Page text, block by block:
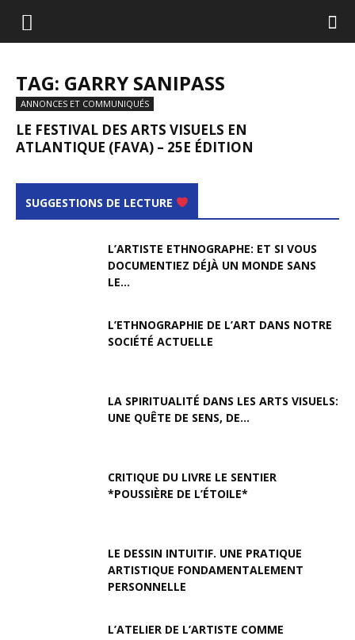
TAG: GARRY SANIPASS
ANNONCES ET COMMUNIQUÉS
LE FESTIVAL DES ARTS VISUELS EN
ATLANTIQUE (FAVA) – 25E ÉDITION
SUGGESTIONS DE LECTURE
L’ARTISTE ETHNOGRAPHE: ET SI VOUS
DOCUMENTIEZ DÉJÀ UN MONDE SANS
LE...
L’ETHNOGRAPHIE DE L’ART DANS NOTRE
SOCIÉTÉ ACTUELLE
LA SPIRITUALITÉ DANS LES ARTS VISUELS:
UNE QUÊTE DE SENS, DE...
CRITIQUE DU LIVRE LE SENTIER
*POUSSIÈRE DE L’ÉTOILE*
LE DESSIN INTUITIF. UNE PRATIQUE
ARTISTIQUE FONDAMENTALEMENT
PERSONNELLE
L’ATELIER DE L’ARTISTE COMME